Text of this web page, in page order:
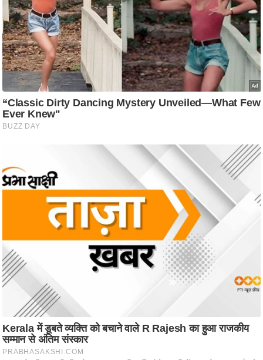
g
N
e
w
s
ला
इ
फ
स्टा
टे
क्नॉ
ब्यू
टी
/
न
घ
रे